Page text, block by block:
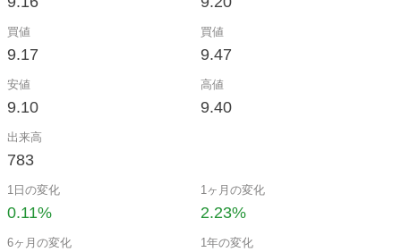
買値
9.17
買値
9.47
安値
9.10
高値
9.40
出来高
783
1日の変化
0.11%
1ヶ月の変化
2.23%
6ヶ月の変化 1年の変化